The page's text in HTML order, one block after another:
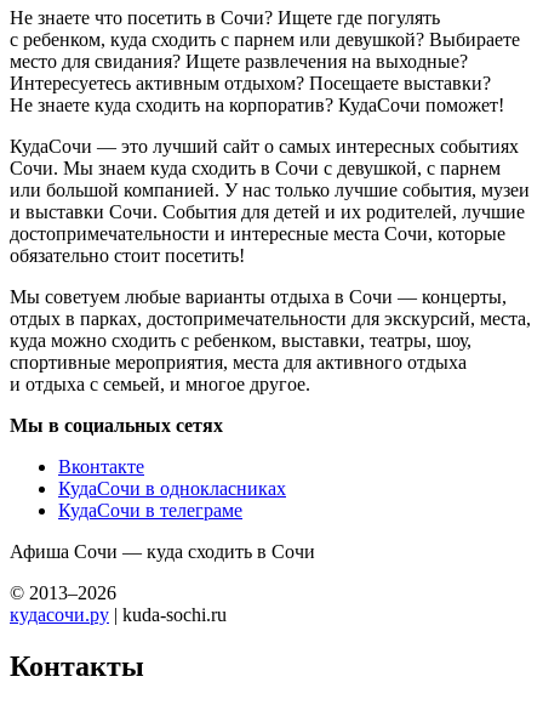
Не знаете что посетить в Сочи? Ищете где погулять
с ребенком, куда сходить с парнем или девушкой? Выбираете
место для свидания? Ищете развлечения на выходные?
Интересуетесь активным отдыхом? Посещаете выставки?
Не знаете куда сходить на корпоратив? КудаСочи поможет!
КудаСочи — это лучший сайт о самых интересных событиях
Сочи. Мы знаем куда сходить в Сочи с девушкой, с парнем
или большой компанией. У нас только лучшие события, музеи
и выставки Сочи. События для детей и их родителей, лучшие
достопримечательности и интересные места Сочи, которые
обязательно стоит посетить!
Мы советуем любые варианты отдыха в Сочи — концерты,
отдых в парках, достопримечательности для экскурсий, места,
куда можно сходить с ребенком, выставки, театры, шоу,
спортивные мероприятия, места для активного отдыха
и отдыха с семьей, и многое другое.
Мы в социальных сетях
Вконтакте
КудаСочи в однокласниках
КудаСочи в телеграме
Афиша Сочи — куда сходить в Сочи
© 2013–2026
кудасочи.ру | kuda-sochi.ru
Контакты